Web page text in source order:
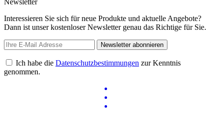
Newsletter
Interessieren Sie sich für neue Produkte und aktuelle Angebote?
Dann ist unser kostenloser Newsletter genau das Richtige für Sie.
Newsletter abonnieren
Ich habe die Datenschutzbestimmungen zur Kenntnis
genommen.